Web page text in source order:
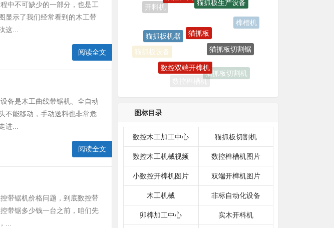
中不可缺少的一部分，也是工
显示了我们经常看到的木工带
这...
阅读全文
备是木工曲线带锯机、全自动
不能移动，手动送料也非常危
进...
阅读全文
带锯机价格问题，到底数控带
带锯多少钱一台之前，咱们先
...
榫槽机
猫抓板设备
猫抓板
猫抓板切割锯
猫抓板切割机
数控榫槽机
数控双端开榫机
图标目录
数控木工加工中心 猫抓板切割机
数控木工机械视频 数控榫槽机图片
小数控开榫机图片 双端开榫机图片
木工机械 非标自动化设备
卯榫加工中心 实木开料机